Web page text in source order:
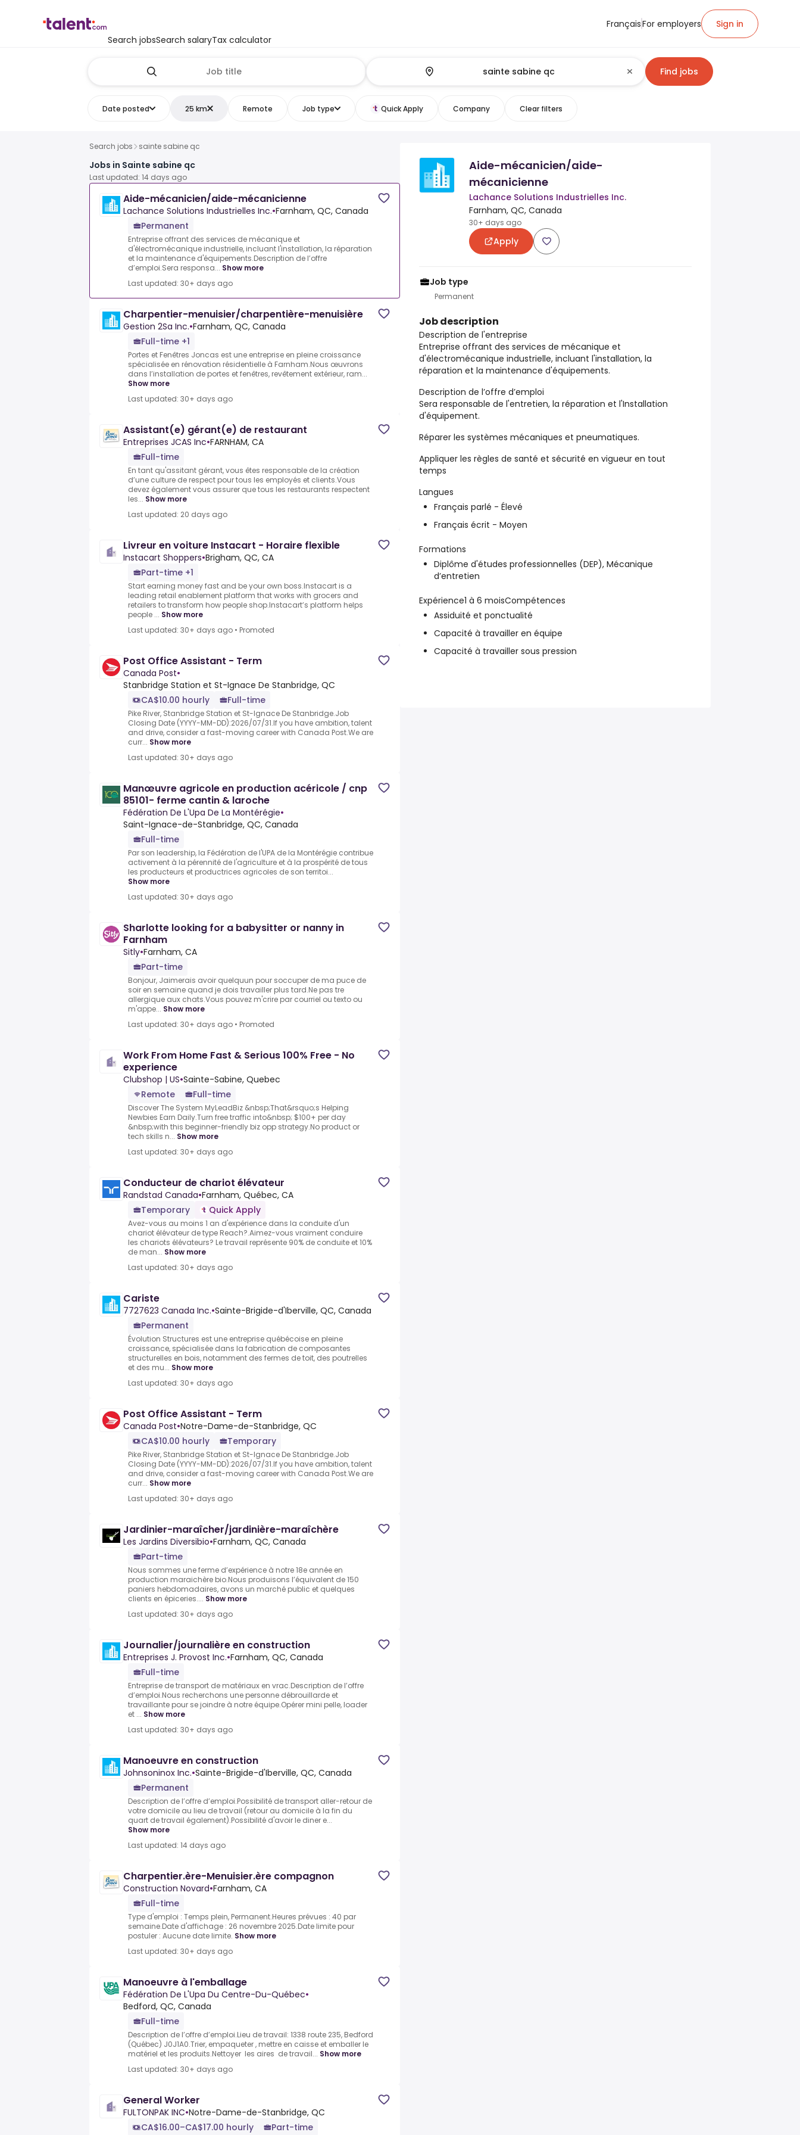
Search jobsSearch salaryTax calculator
FrançaisFor employers Sign in
Find jobs
Date posted 25 km Remote Job type Quick Apply Company Clear filters
Search jobs sainte sabine qc
Jobs in Sainte sabine qc
Last updated: 14 days ago
Aide-mécanicien/aide-mécanicienne
Lachance Solutions Industrielles Inc.•Farnham, QC, Canada
Permanent
Entreprise offrant des services de mécanique et
d'électromécanique industrielle, incluant l'installation, la réparation
et la maintenance d'équipements.Description de l’offre
d’emploi.Sera responsa... Show more
Last updated: 30+ days ago
Charpentier-menuisier/charpentière-menuisière
Gestion 2Sa Inc.•Farnham, QC, Canada
Full-time +1
Portes et Fenêtres Joncas est une entreprise en pleine croissance
spécialisée en rénovation résidentielle à Farnham.Nous œuvrons
dans l’installation de portes et fenêtres, revêtement extérieur, ram...
Show more
Last updated: 30+ days ago
Assistant(e) gérant(e) de restaurant
Entreprises JCAS Inc•FARNHAM, CA
Full-time
En tant qu'assitant gérant, vous êtes responsable de la création
d’une culture de respect pour tous les employés et clients.Vous
devez également vous assurer que tous les restaurants respectent
les... Show more
Last updated: 20 days ago
Livreur en voiture Instacart - Horaire flexible
Instacart Shoppers•Brigham, QC, CA
Part-time +1
Start earning money fast and be your own boss.Instacart is a
leading retail enablement platform that works with grocers and
retailers to transform how people shop.Instacart’s platform helps
people ... Show more
Last updated: 30+ days ago • Promoted
Post Office Assistant - Term
Canada Post•
Stanbridge Station et St-Ignace De Stanbridge, QC
CA$10.00 hourly
Full-time
Pike River, Stanbridge Station et St-Ignace De Stanbridge.Job
Closing Date (YYYY-MM-DD):2026/07/31.If you have ambition, talent
and drive, consider a fast-moving career with Canada Post.We are
curr... Show more
Last updated: 30+ days ago
Manœuvre agricole en production acéricole / cnp
85101- ferme cantin & laroche
Fédération De L'Upa De La Montérégie•
Saint-Ignace-de-Stanbridge, QC, Canada
Full-time
Par son leadership, la Fédération de l'UPA de la Montérégie contribue
activement à la pérennité de l'agriculture et à la prospérité de tous
les producteurs et productrices agricoles de son territoi...
Show more
Last updated: 30+ days ago
Sharlotte looking for a babysitter or nanny in
Farnham
Sitly•Farnham, CA
Part-time
Bonjour, Jaimerais avoir quelquun pour soccuper de ma puce de
soir en semaine quand je dois travailler plus tard.Ne pas tre
allergique aux chats.Vous pouvez m'crire par courriel ou texto ou
m'appe... Show more
Last updated: 30+ days ago • Promoted
Work From Home Fast & Serious 100% Free - No
experience
Clubshop | US•Sainte-Sabine, Quebec
Remote
Full-time
Discover The System MyLeadBiz &nbsp;That&rsquo;s Helping
Newbies Earn Daily.Turn free traffic into&nbsp; $100+ per day
&nbsp;with this beginner-friendly biz opp strategy.No product or
tech skills n... Show more
Last updated: 30+ days ago
Conducteur de chariot élévateur
Randstad Canada•Farnham, Québec, CA
Temporary
Quick Apply
Avez-vous au moins 1 an d'expérience dans la conduite d'un
chariot élévateur de type Reach?.Aimez-vous vraiment conduire
les chariots élévateurs? Le travail représente 90% de conduite et 10%
de man... Show more
Last updated: 30+ days ago
Cariste
7727623 Canada Inc.•Sainte-Brigide-d'Iberville, QC, Canada
Permanent
Évolution Structures est une entreprise québécoise en pleine
croissance, spécialisée dans la fabrication de composantes
structurelles en bois, notamment des fermes de toit, des poutrelles
et des mu... Show more
Last updated: 30+ days ago
Post Office Assistant - Term
Canada Post•Notre-Dame-de-Stanbridge, QC
CA$10.00 hourly
Temporary
Pike River, Stanbridge Station et St-Ignace De Stanbridge.Job
Closing Date (YYYY-MM-DD):2026/07/31.If you have ambition, talent
and drive, consider a fast-moving career with Canada Post.We are
curr... Show more
Last updated: 30+ days ago
Jardinier-maraîcher/jardinière-maraîchère
Les Jardins Diversibio•Farnham, QC, Canada
Part-time
Nous sommes une ferme d’expérience à notre 18e année en
production maraichère bio.Nous produisons l’équivalent de 150
paniers hebdomadaires, avons un marché public et quelques
clients en épiceries.... Show more
Last updated: 30+ days ago
Journalier/journalière en construction
Entreprises J. Provost Inc.•Farnham, QC, Canada
Full-time
Entreprise de transport de matériaux en vrac.Description de l’offre
d’emploi.Nous recherchons une personne débrouillarde et
travaillante pour se joindre à notre équipe.Opérer mini pelle, loader
et ... Show more
Last updated: 30+ days ago
Manoeuvre en construction
Johnsoninox Inc.•Sainte-Brigide-d'Iberville, QC, Canada
Permanent
Description de l’offre d’emploi.Possibilité de transport aller-retour de
votre domicile au lieu de travail (retour au domicile à la fin du
quart de travail également).Possibilité d'avoir le diner e...
Show more
Last updated: 14 days ago
Charpentier.ère-Menuisier.ère compagnon
Construction Novard•Farnham, CA
Full-time
Type d'emploi : Temps plein, Permanent.Heures prévues : 40 par
semaine.Date d'affichage : 26 novembre 2025.Date limite pour
postuler : Aucune date limite. Show more
Last updated: 30+ days ago
Manoeuvre à l'emballage
Fédération De L'Upa Du Centre-Du-Québec•
Bedford, QC, Canada
Full-time
Description de l’offre d’emploi.Lieu de travail: 1338 route 235, Bedford
(Québec) J0J1A0.Trier, empaqueter , mettre en caisse et emballer le
matériel et les produits.Nettoyer les aires de travail... Show more
Last updated: 30+ days ago
General Worker
FULTONPAK INC•Notre-Dame-de-Stanbridge, QC
CA$16.00–CA$17.00 hourly
Part-time
Aide-mécanicien/aide-
mécanicienne
Lachance Solutions Industrielles Inc.
Farnham, QC, Canada
30+ days ago
Apply
Job type
Permanent
Job description
Description de l'entreprise
Entreprise offrant des services de mécanique et
d'électromécanique industrielle, incluant l'installation, la
réparation et la maintenance d'équipements.
Description de l’offre d’emploi
Sera responsable de l'entretien, la réparation et l'Installation
d'équipement.
Réparer les systèmes mécaniques et pneumatiques.
Appliquer les règles de santé et sécurité en vigueur en tout
temps
Langues
Français parlé - Élevé
Français écrit - Moyen
Formations
Diplôme d'études professionnelles (DEP), Mécanique
d’entretien
Expérience1 à 6 moisCompétences
Assiduité et ponctualité
Capacité à travailler en équipe
Capacité à travailler sous pression